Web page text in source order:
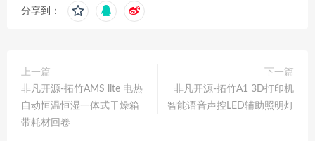
分享到：
上一篇
非凡开源-拓竹AMS lite 电热
自动恒温恒湿一体式干燥箱
带耗材回卷
下一篇
非凡开源-拓竹A1 3D打印机
智能语音声控LED辅助照明灯